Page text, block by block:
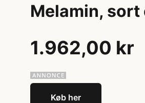
Melamin, sort
1.962,00 kr
Køb her